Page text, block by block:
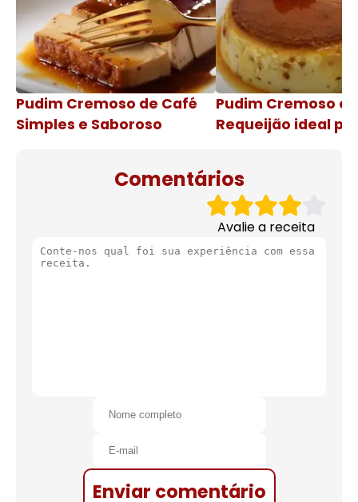
Pudim Cremoso de Café
Simples e Saboroso
Pudim Cremoso
Requeijão ideal
Comentários
Avalie a receita
Enviar comentário